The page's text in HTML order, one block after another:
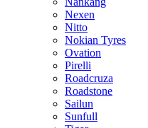
Nexen
Nitto
Nokian Tyres
Ovation
Pirelli
Roadcruza
Roadstone
Sailun
Sunfull